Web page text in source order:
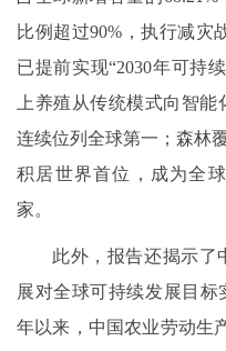
比例超过90%，执行减灾
已提前实现“2030年可持
上养殖从传统模式向智
连续位列全球第一；森林
积居世界首位，成为全
家。
此外，报告还揭示了
展对全球可持续发展目标
年以来，中国农业劳动生